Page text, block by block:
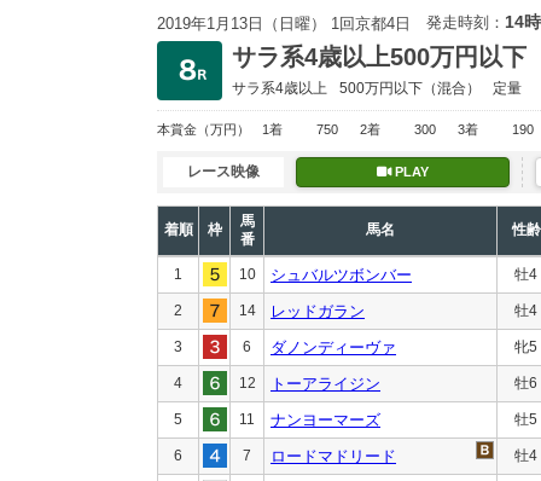
2019年1月13日（日曜） 1回京都4日 発走時刻： 14
サラ系4歳以上500万円以下
サラ系4歳以上 500万円以下 （混合） 定量
本賞金 （万円） 1着 750 2着 300 3着 190
レース映像 PLAY
着順 枠
馬
番
馬名 性齢
1 10 シュバルツボンバー 牡4
2 14 レッドガラン 牡4
3 6 ダノンディーヴァ 牝5
4 12 トーアライジン 牡6
5 11 ナンヨーマーズ 牡5
6 7 ロードマドリード 牡4